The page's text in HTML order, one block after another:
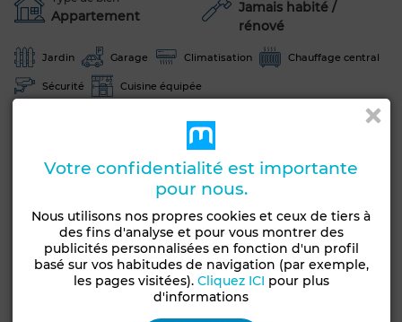
Appartement
Jamais habité /
rénové
Jardin Garage Climatisation Chauffage central
Sécurité Cuisine équipée
Votre confidentialité est importante
pour nous.
Nous utilisons nos propres cookies et ceux de tiers à
des fins d'analyse et pour vous montrer des
publicités personnalisées en fonction d'un profil
basé sur vos habitudes de navigation (par exemple,
les pages visitées). Cliquez ICI pour plus
d'informations